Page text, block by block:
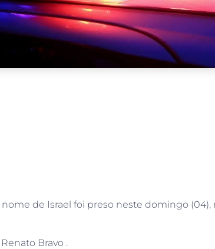
de Israel foi preso neste domingo (04),
Bravo .